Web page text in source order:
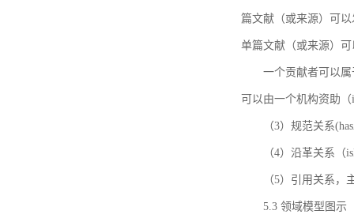
篇文献（或来源）可
单篇文献（或来源）可
一个贡献者可以
可以由一个机构资助（
（3）规范关系
（4）沿革关系
（5）引用关系，
5.3 领域模型图示